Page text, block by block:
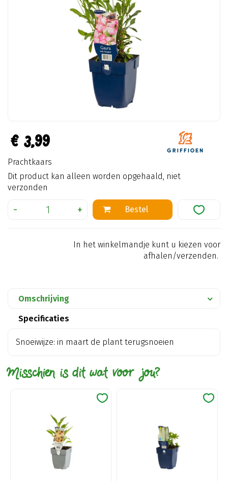
€ 3,99
Prachtkaars
Dit product kan alleen worden opgehaald, niet
verzonden
In het winkelmandje kunt u kiezen voor
afhalen/verzenden.
Omschrijving
Specificaties
Snoeiwijze: in maart de plant terugsnoeien
Misschien is dit wat voor jou?